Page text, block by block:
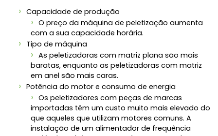
Capacidade de produção
O preço da máquina de peletização aumenta
com a sua capacidade horária.
Tipo de máquina
As peletizadoras com matriz plana são mais
baratas, enquanto as peletizadoras com matriz
em anel são mais caras.
Potência do motor e consumo de energia
Os peletizadores com peças de marcas
importadas têm um custo muito mais elevado do
que aqueles que utilizam motores comuns. A
instalação de um alimentador de frequência